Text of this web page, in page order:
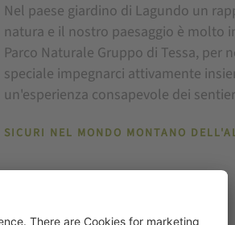
Nel paese giardino di Lagundo un
natura e il nostro paesaggio è molto
Parco Naturale Gruppo di Tessa, per
speciale impegnarci attivamente
un'esperienza consapevole dei
SICURI NEL MONDO MONTANO